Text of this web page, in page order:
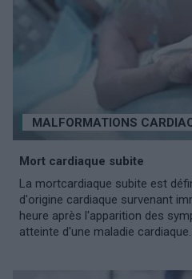
MALFORMATIONS
Mort cardiaque subite
La mortcardiaque subite est
d'origine cardiaque survenant
heure après l'apparition des
atteinte d'une maladie